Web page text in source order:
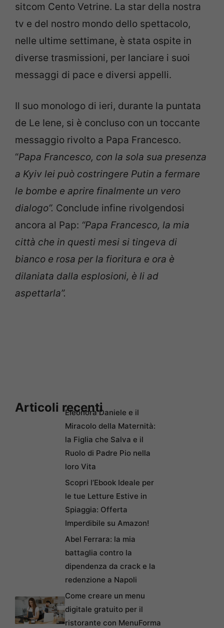
sitcom Cento Vetrine. La star della nostra
tv e del nostro mondo dello spettacolo,
nelle ultime settimane, è stata ospite in
diverse trasmissioni, per lanciare i suoi
messaggi di pace e diversi appelli.
Il suo monologo di ieri, durante la puntata
de Le Iene, si è concluso con un toccante
messaggio rivolto a Papa Francesco.
“Papa Francesco, con la sola sua presenza
a Kyiv lei può costringere Putin a fermare
le bombe e aprire finalmente un vero
dialogo”. Conclude infine rivolgendosi
ancora al Pap: “Papa Francesco, la mia
città che in questi mesi si tingeva di
bianco e rosa per la fioritura e ora è
dilaniata dalla esplosioni, è li ad
aspettarla”.
Articoli recentiEleonora Daniele e il
Miracolo della Maternità:
la Figlia che Salva e il
Ruolo di Padre Pio nella
loro Vita
Scopri l’Ebook Ideale per
le tue Letture Estive in
Spiaggia: Offerta
Imperdibile su Amazon!
Abel Ferrara: la mia
battaglia contro la
dipendenza da crack e la
redenzione a Napoli
Come creare un menu
digitale gratuito per il
ristorante con MenuForma